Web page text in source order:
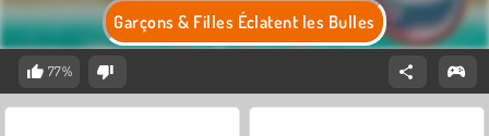
Garçons & Filles Éclatent les Bulles
77%